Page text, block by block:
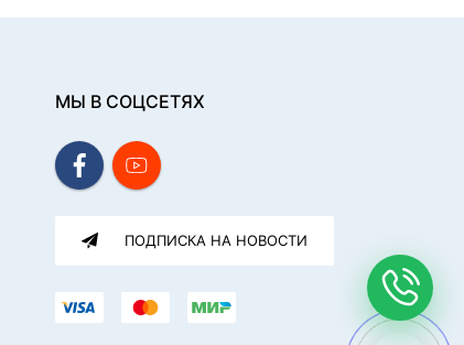
МЫ В СОЦСЕТЯХ
ПОДПИСКА НА НОВОСТИ